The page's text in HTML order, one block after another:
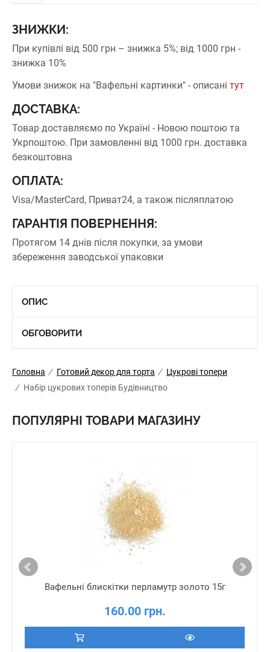
ЗНИЖКИ:
При купівлі від 500 грн – знижка 5%; від 1000 грн -
знижка 10%
Умови знижок на "Вафельні картинки" - описані тут
ДОСТАВКА:
Товар доставляємо по Україні - Новою поштою та
Укрпоштою. При замовленні від 1000 грн. доставка
безкоштовна
ОПЛАТА:
Visa/MasterCard, Приват24, а також післяплатою
ГАРАНТІЯ ПОВЕРНЕННЯ:
Протягом 14 днів після покупки, за умови
збереження заводської упаковки
ОПИС
ОБГОВОРИТИ
Головна / Готовий декор для торта / Цукрові топери
/ Набір цукрових топерів Будівництво
ПОПУЛЯРНІ ТОВАРИ МАГАЗИНУ
Вафельні блискітки перламутр золото 15г
160.00 грн.